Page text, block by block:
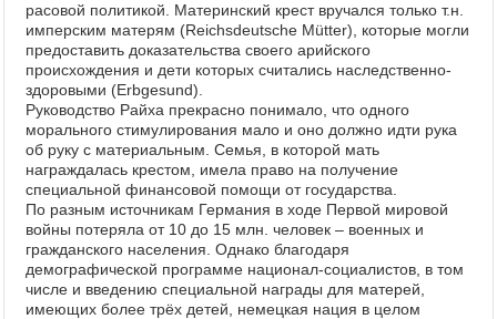
расовой политикой. Материнский крест вручался только т.н.
имперским матерям (Reichsdeutsche Mütter), которые могли
предоставить доказательства своего арийского
происхождения и дети которых считались наследственно-
здоровыми (Erbgesund).
Руководство Райха прекрасно понимало, что одного
морального стимулирования мало и оно должно идти рука
об руку с материальным. Семья, в которой мать
награждалась крестом, имела право на получение
специальной финансовой помощи от государства.
По разным источникам Германия в ходе Первой мировой
войны потеряла от 10 до 15 млн. человек – военных и
гражданского населения. Однако благодаря
демографической программе национал-социалистов, в том
числе и введению специальной награды для матерей,
имеющих более трёх детей, немецкая нация в целом